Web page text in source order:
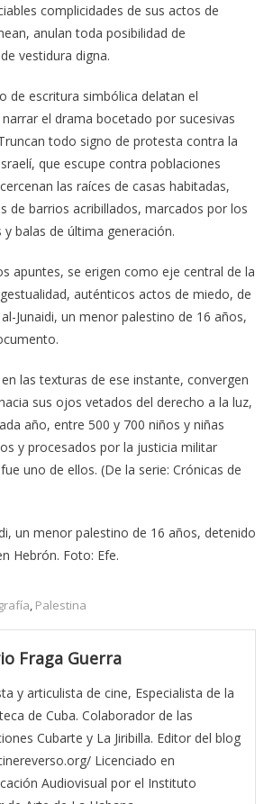
complicidades de sus actos de
anulan toda posibilidad de
vestidura digna.
de escritura simbólica delatan el
el drama bocetado por sucesivas
todo signo de protesta contra la
que escupe contra poblaciones
las raíces de casas habitadas,
de barrios acribillados, marcados por los
balas de última generación.
apuntes, se erigen como eje central de la
auténticos actos de miedo, de
Junaidi, un menor palestino de 16 años,
las texturas de ese instante, convergen
sus ojos vetados del derecho a la luz,
año, entre 500 y 700 niños y niñas
y procesados por la justicia militar
uno de ellos. (De la serie: Crónicas de
un menor palestino de 16 años, detenido
Hebrón. Foto: Efe.
Palestina
Fraga Guerra
y articulista de cine, Especialista de la
de Cuba. Colaborador de las
Cubarte y La Jiribilla. Editor del blog
Licenciado en
Audiovisual por el Instituto